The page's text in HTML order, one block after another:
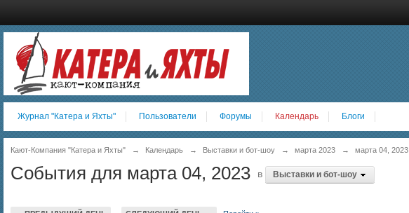
Журнал "Катера и Яхты" Пользователи Форумы Календарь Блоги
Кают-Компания "Катера и Яхты" → Календарь → Выставки и бот-шоу → марта 2023 → марта 04, 2023
События для марта 04, 2023 в Выставки и бот-шоу